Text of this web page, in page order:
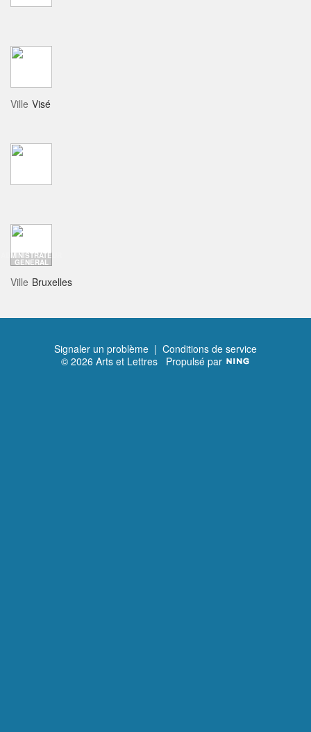
Ville Visé
ADMINISTRATEUR
GENERAL
Ville Bruxelles
Signaler un problème | Conditions de service
© 2026 Arts et Lettres Propulsé par